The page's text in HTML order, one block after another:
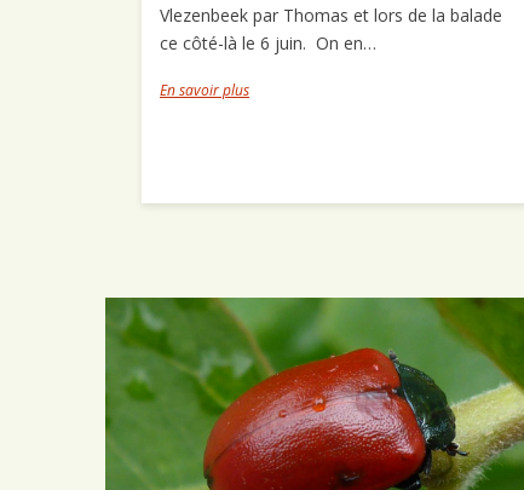
Vlezenbeek par Thomas et lors de la balade
ce côté-là le 6 juin. On en…
En savoir plus